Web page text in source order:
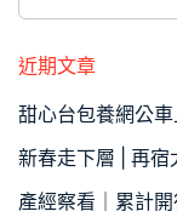
近期文章
甜心台包養網公
新春走下層 | 再宿
產經察看｜累計